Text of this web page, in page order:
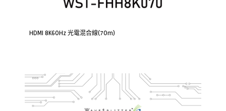
HDMI 8K60Hz 光電混合線(70m)